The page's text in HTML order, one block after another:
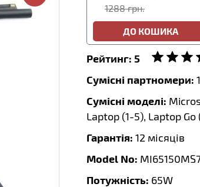
1288 грн.
ДО КОШИКА
Рейтинг: 5
Сумісні партномери:
Сумісні моделі:
Laptop (1-5), Laptop Go
Гарантія: 12 місяців
Model No:
Потужність: 65W